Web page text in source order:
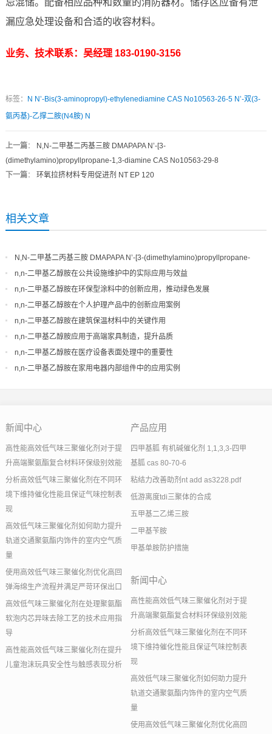
忌混储。配备相应品种和数量的消防器材。储存区应备有泄
漏应急处理设备和合适的收容材料。
业务、技术联系：吴经理 183-0190-3156
标签： N N’-Bis(3-aminopropyl)-ethylenediamine CAS No10563-26-5 N’-双(3-
氨丙基)-乙撑二胺(N4胺) N
上一篇：
N,N-二甲基二丙基三胺 DMAPAPA N’-[3-
(dimethylamino)propyllpropane-1,3-diamine CAS No10563-29-8
下一篇： 环氧拉挤材料专用促进剂 NT EP 120
相关文章
N,N-二甲基二丙基三胺 DMAPAPA N’-[3-(dimethylamino)propyllpropane-
1,3-diamine CAS No10563-29-8
n,n-二甲基乙醇胺在公共设施维护中的实际应用与效益
n,n-二甲基乙醇胺在环保型涂料中的创新应用，推动绿色发展
n,n-二甲基乙醇胺在个人护理产品中的创新应用案例
n,n-二甲基乙醇胺在建筑保温材料中的关键作用
n,n-二甲基乙醇胺应用于高端家具制造，提升品质
n,n-二甲基乙醇胺在医疗设备表面处理中的重要性
n,n-二甲基乙醇胺在家用电器内部组件中的应用实例
新闻中心
高性能高效低气味三聚催化剂对于提
升高端聚氨酯复合材料环保级别效能
分析高效低气味三聚催化剂在不同环
境下维持催化性能且保证气味控制表
现
高效低气味三聚催化剂如何助力提升
轨道交通聚氨酯内饰件的室内空气质
量
使用高效低气味三聚催化剂优化高回
弹海绵生产流程并满足严苛环保出口
高效低气味三聚催化剂在处理聚氨酯
软泡内芯异味去除工艺的技术应用指
导
高性能高效低气味三聚催化剂在提升
儿童泡沫玩具安全性与触感表现分析
产品应用
四甲基胍 有机碱催化剂 1,1,3,3-四甲
基胍 cas 80-70-6
粘结力改善助剂nt add as3228.pdf
低游离度tdi三聚体的合成
五甲基二乙烯三胺
二甲基苄胺
甲基单胺防护措施
新闻中心
高性能高效低气味三聚催化剂对于提
升高端聚氨酯复合材料环保级别效能
分析高效低气味三聚催化剂在不同环
境下维持催化性能且保证气味控制表
现
高效低气味三聚催化剂如何助力提升
轨道交通聚氨酯内饰件的室内空气质
量
使用高效低气味三聚催化剂优化高回